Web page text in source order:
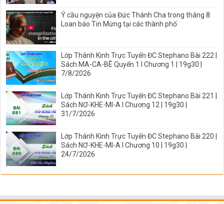
Ý cầu nguyện của Đức Thánh Cha trong tháng 8:
Loan báo Tin Mừng tại các thành phố
Lớp Thánh Kinh Trực Tuyến ĐC Stephano Bài 222 |
Sách MA-CA-BÊ Quyển 1 I Chương 1 | 19g30 |
7/8/2026
Lớp Thánh Kinh Trực Tuyến ĐC Stephano Bài 221 |
Sách NƠ-KHE-MI-A I Chương 12 | 19g30 |
31/7/2026
Lớp Thánh Kinh Trực Tuyến ĐC Stephano Bài 220 |
Sách NƠ-KHE-MI-A I Chương 10 | 19g30 |
24/7/2026